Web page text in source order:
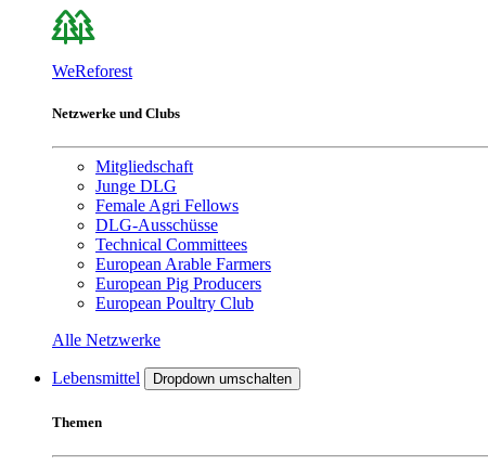
WeReforest
Netzwerke und Clubs
Mitgliedschaft
Junge DLG
Female Agri Fellows
DLG-Ausschüsse
Technical Committees
European Arable Farmers
European Pig Producers
European Poultry Club
Alle Netzwerke
Lebensmittel Dropdown umschalten
Themen